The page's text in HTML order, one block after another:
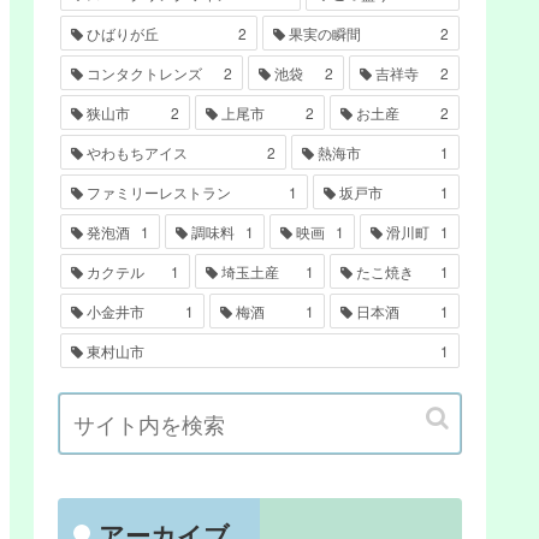
ひばりが丘
2 果実の瞬間
2
コンタクトレンズ
2 池袋 2 吉祥寺
2
狭山市
2 上尾市 2 お土産
2
やわもちアイス
2 熱海市
1
ファミリーレストラン
1 坂戸市
1
発泡酒 1 調味料 1 映画 1 滑川町 1
カクテル
1 埼玉土産 1 たこ焼き
1
小金井市
1 梅酒 1 日本酒
1
東村山市
1